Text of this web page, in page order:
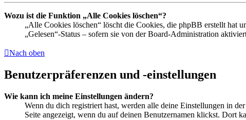
Wozu ist die Funktion „Alle Cookies löschen“?
„Alle Cookies löschen“ löscht die Cookies, die phpBB erstellt hat
„Gelesen“-Status – sofern sie von der Board-Administration
Nach oben
Benutzerpräferenzen und -einstellungen
Wie kann ich meine Einstellungen ändern?
Wenn du dich registriert hast, werden alle deine Einstellungen in
Seite angezeigt, wenn du auf deinen Benutzernamen klickst. Dort